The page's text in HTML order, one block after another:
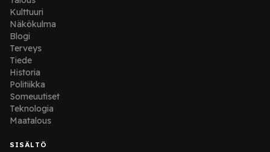
Kulttuuri
Näkökulma
Blogi
Terveys
Tiede
Historia
Politiikka
Someuutiset
Teknologia
Maatalous
SISÄLTÖ